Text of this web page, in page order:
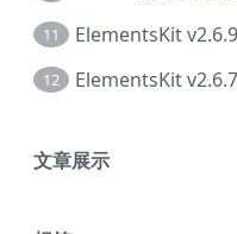
11 ElementsKit
12 ElementsKit
文章展示